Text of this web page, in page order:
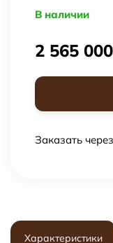
В наличии
2 565 000
Заказать
Характеристики